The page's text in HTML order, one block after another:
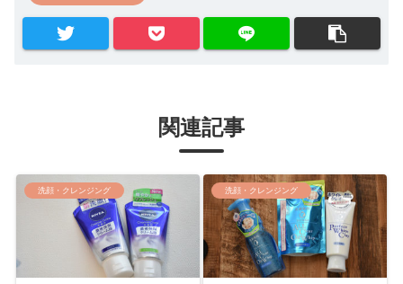
関連記事
洗顔・クレンジング 洗顔・クレンジング